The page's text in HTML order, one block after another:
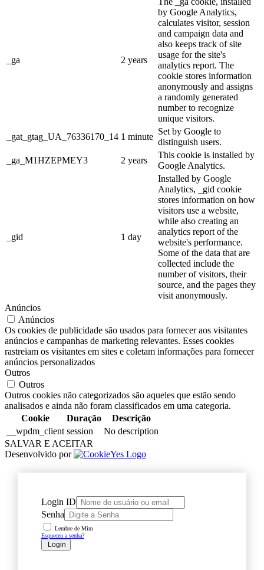
_ga 2 years
by Google Analytics,
calculates visitor, session
and campaign data and
also keeps track of site
usage for the site's
analytics report. The
cookie stores information
anonymously and assigns
a randomly generated
number to recognize
unique visitors.
_gat_gtag_UA_76336170_14 1 minute
Set by Google to
distinguish users.
_ga_M1HZEPMEY3
2 years
This cookie is installed by
Google Analytics.
_gid 1 day
Installed by Google
Analytics, _gid cookie
stores information on how
visitors use a website,
while also creating an
analytics report of the
website's performance.
Some of the data that are
collected include the
number of visitors, their
source, and the pages they
visit anonymously.
Anúncios
Anúncios
Os cookies de publicidade são usados para fornecer aos visitantes
anúncios e campanhas de marketing relevantes. Esses cookies
rastreiam os visitantes em sites e coletam informações para fornecer
anúncios personalizados
Outros
Outros
Outros cookies não categorizados são aqueles que estão sendo
analisados e ainda não foram classificados em uma categoria.
Cookie
Duração
Descrição
__wpdm_client session
No description
SALVAR E ACEITAR
Desenvolvido por
Login ID
Senha
Lembre de Mim
Esqueceu a senha?
Login